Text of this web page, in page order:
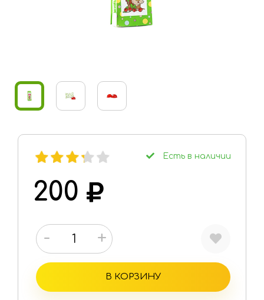
Личный
кабинет
товар
Моя корзина: 0
Есть в наличии
200
- +
В КОРЗИНУ